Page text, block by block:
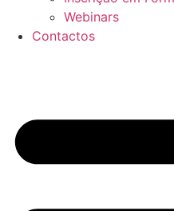
Webinars
Contactos